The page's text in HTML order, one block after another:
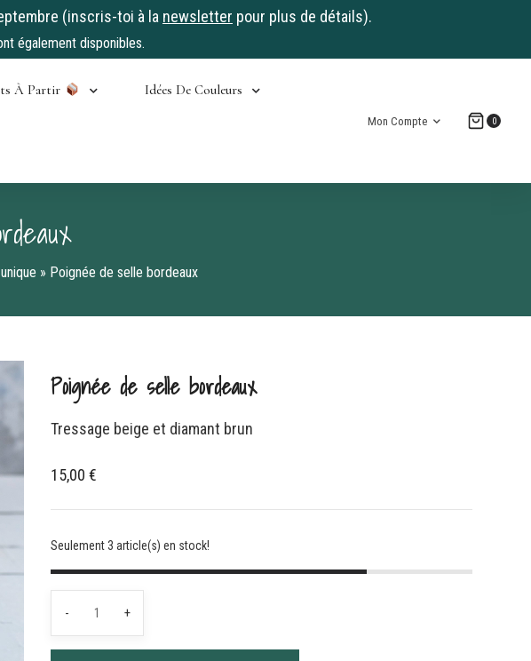
(inscris-toi à la newsletter pour plus de détails).
également disponibles.
À Partir Idées De Couleurs
Mon Compte 0
» Poignée de selle bordeaux
Poignée de selle bordeaux
Tressage beige et diamant brun
15,00 €
Seulement 3 article(s) en stock!
-
Poignée
+